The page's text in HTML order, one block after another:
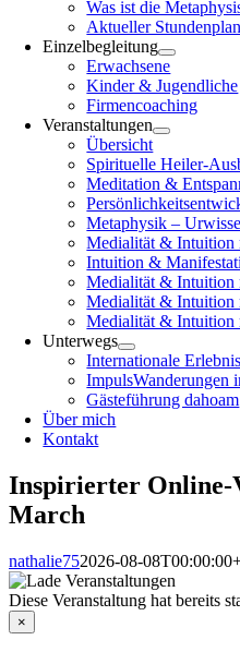
Was ist die
Aktueller Stundenplan
Einzelbegleitung
Erwachsene
Kinder & Jugendliche
Firmencoaching
Veranstaltungen
Übersicht
Spirituelle Heiler-
Meditation &
Metaphysik –
Medialität & Intuition
Intuition &
Medialität & Intuition
Medialität & Intuition
Medialität & Intuition
Unterwegs
Internationale
ImpulsWanderungen
Gästeführung dahoam
Über mich
Kontakt
Inspirierter Online-
March
nathalie752026-08-
Diese Veranstaltung hat bereits
×